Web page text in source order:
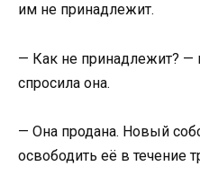
им не принадлежит.
— Как не принадлежит? —
спросила она.
— Она продана. Новый
освободить её в течение